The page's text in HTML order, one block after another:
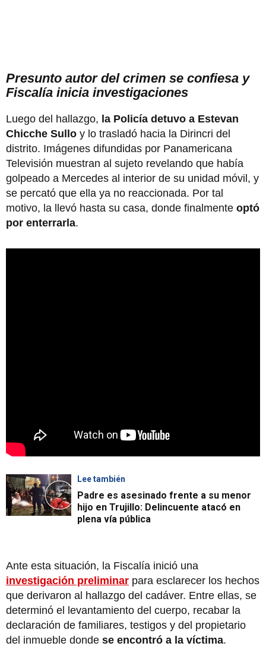
Presunto autor del crimen se confiesa y
Fiscalía inicia investigaciones
Luego del hallazgo, la Policía detuvo a Estevan
Chicche Sullo y lo trasladó hacia la Dirincri del
distrito. Imágenes difundidas por Panamericana
Televisión muestran al sujeto revelando que había
golpeado a Mercedes al interior de su unidad móvil, y
se percató que ella ya no reaccionada. Por tal
motivo, la llevó hasta su casa, donde finalmente optó
por enterrarla.
Lee también
Padre es asesinado frente a su menor
hijo en Trujillo: Delincuente atacó en
plena vía pública
Ante esta situación, la Fiscalía inició una
investigación preliminar para esclarecer los hechos
que derivaron al hallazgo del cadáver. Entre ellas, se
determinó el levantamiento del cuerpo, recabar la
declaración de familiares, testigos y del propietario
del inmueble donde se encontró a la víctima.